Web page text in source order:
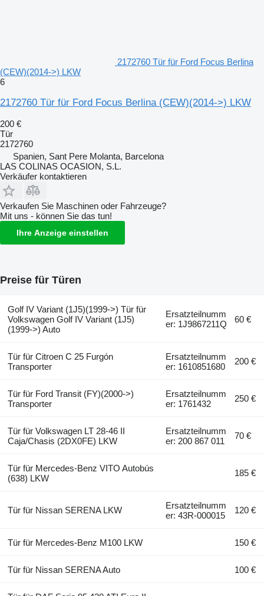
2172760 Tür für Ford Focus Berlina
(CEW)(2014->) LKW
6
2172760 Tür für Ford Focus Berlina (CEW)(2014->) LKW
200 €
Tür
2172760
Spanien, Sant Pere Molanta, Barcelona
LAS COLINAS OCASION, S.L.
Verkäufer kontaktieren
Verkaufen Sie Maschinen oder Fahrzeuge?
Mit uns - können Sie das tun!
Ihre Anzeige einstellen
Preise für Türen
Golf IV Variant (1J5)(1999->) Tür für
Volkswagen Golf IV Variant (1J5)
(1999->) Auto
Ersatzteilnumm
er: 1J9867211Q
60 €
Tür für Citroen C 25 Furgón
Transporter
Ersatzteilnumm
er: 1610851680
200 €
Tür für Ford Transit (FY)(2000->)
Transporter
Ersatzteilnumm
er: 1761432
250 €
Tür für Volkswagen LT 28-46 II
Caja/Chasis (2DX0FE) LKW
Ersatzteilnumm
er: 200 867 011
70 €
Tür für Mercedes-Benz VITO Autobús
(638) LKW
185 €
Tür für Nissan SERENA LKW
Ersatzteilnumm
er: 43R-000015
120 €
Tür für Mercedes-Benz M100 LKW 150 €
Tür für Nissan SERENA Auto 100 €